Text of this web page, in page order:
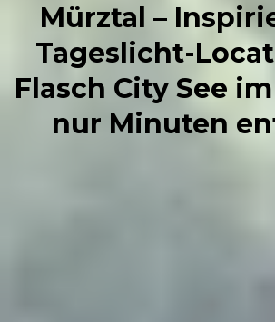
Mürztal –
Tageslicht-
Flasch City See
nur Minuten